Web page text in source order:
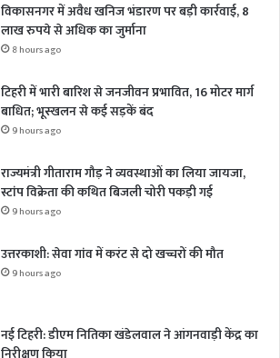
विकासनगर में अवैध खनिज भंडारण पर बड़ी कार्रवाई, 8
लाख रुपये से अधिक का जुर्माना
8 hours ago
टिहरी में भारी बारिश से जनजीवन प्रभावित, 16 मोटर मार्ग
बाधित; भूस्खलन से कई सड़कें बंद
9 hours ago
राज्यमंत्री गीताराम गौड़ ने व्यवस्थाओं का लिया जायजा,
स्टांप विक्रेता की कथित बिजली चोरी पकड़ी गई
9 hours ago
उत्तरकाशी: सेवा गांव में करंट से दो खच्चरों की मौत
9 hours ago
नई टिहरी: डीएम नितिका खंडेलवाल ने आंगनवाड़ी केंद्र का